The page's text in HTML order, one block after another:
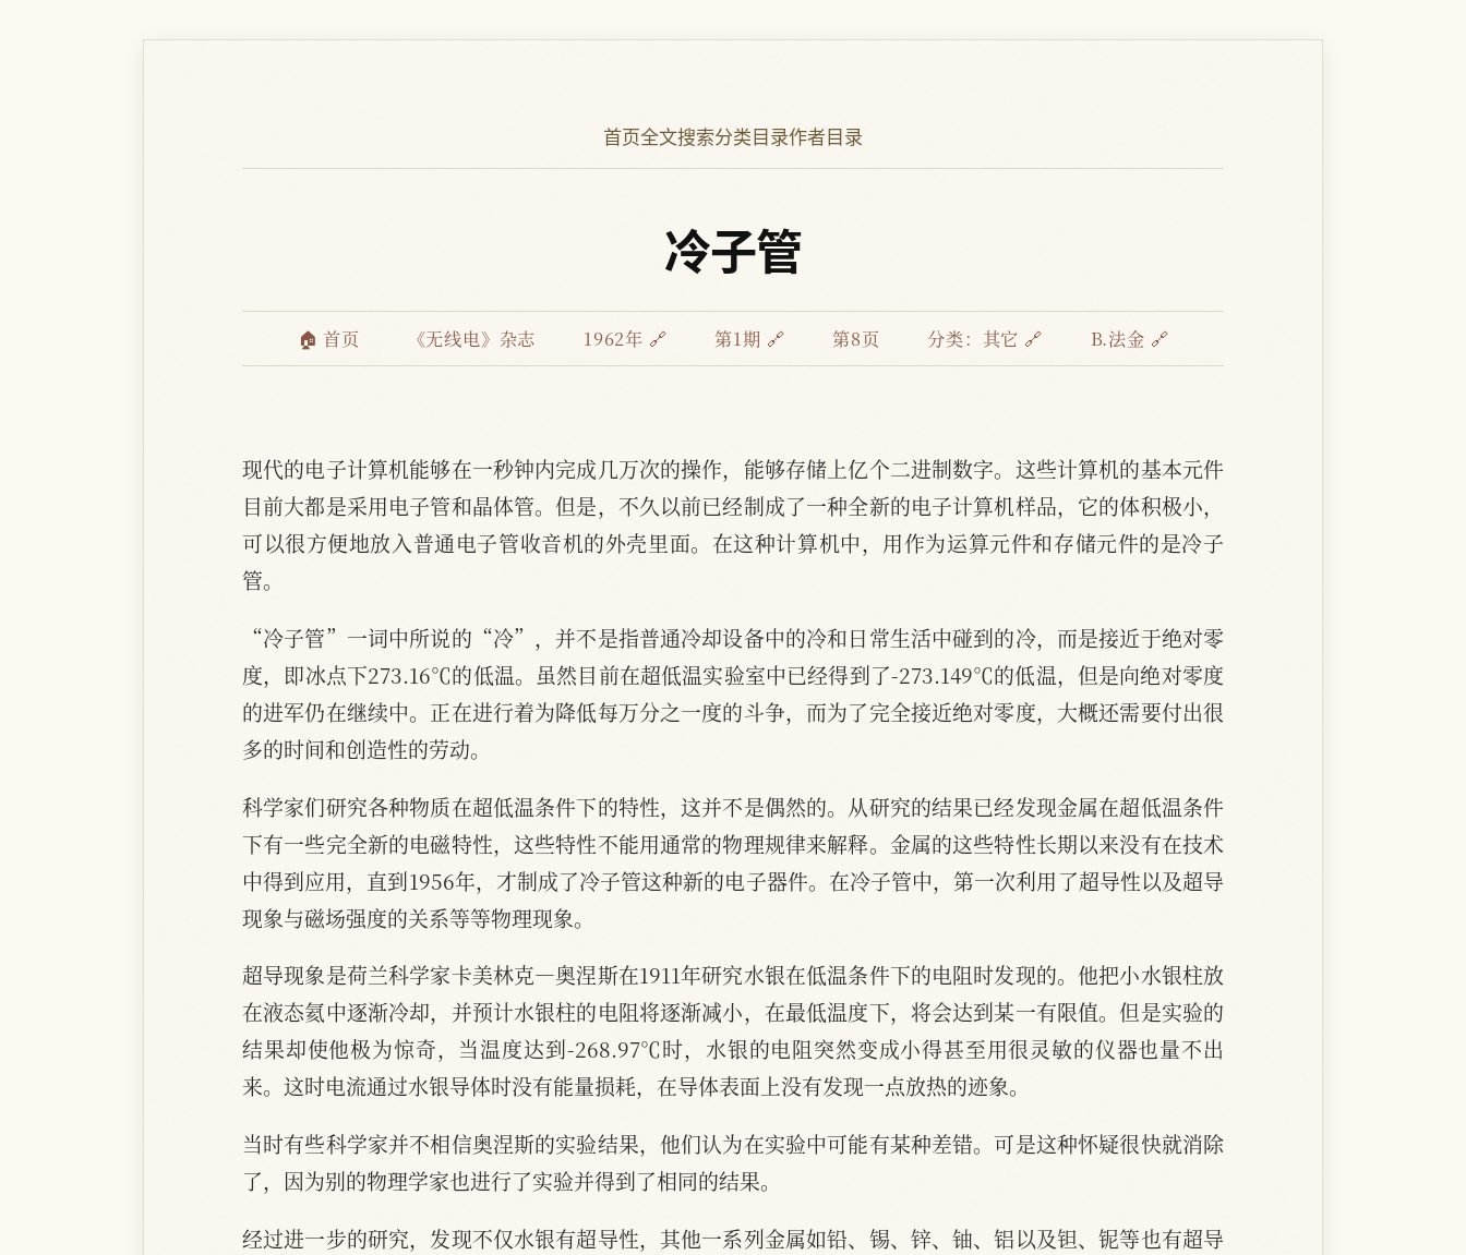
首页全文搜索分类目录作者目录
冷子管
🏠 首页 《无线电》杂志 1962年 🔗 第1期 🔗 第8页 分类： 其它 🔗 В.法金 🔗
现代的电子计算机能够在一秒钟内完成几万次的操作，能够存储上亿个二进制数字。这些计算机的基本元件
目前大都是采用电子管和晶体管。但是，不久以前已经制成了一种全新的电子计算机样品，它的体积极小，
可以很方便地放入普通电子管收音机的外壳里面。在这种计算机中，用作为运算元件和存储元件的是冷子
管。
“冷子管”一词中所说的“冷”，并不是指普通冷却设备中的冷和日常生活中碰到的冷，而是接近于绝对零
度，即冰点下273.16℃的低温。虽然目前在超低温实验室中已经得到了-273.149℃的低温，但是向绝对零度
的进军仍在继续中。正在进行着为降低每万分之一度的斗争，而为了完全接近绝对零度，大概还需要付出很
多的时间和创造性的劳动。
科学家们研究各种物质在超低温条件下的特性，这并不是偶然的。从研究的结果已经发现金属在超低温条件
下有一些完全新的电磁特性，这些特性不能用通常的物理规律来解释。金属的这些特性长期以来没有在技术
中得到应用，直到1956年，才制成了冷子管这种新的电子器件。在冷子管中，第一次利用了超导性以及超导
现象与磁场强度的关系等等物理现象。
超导现象是荷兰科学家卡美林克—奥涅斯在1911年研究水银在低温条件下的电阻时发现的。他把小水银柱放
在液态氦中逐渐冷却，并预计水银柱的电阻将逐渐减小，在最低温度下，将会达到某一有限值。但是实验的
结果却使他极为惊奇，当温度达到-268.97℃时，水银的电阻突然变成小得甚至用很灵敏的仪器也量不出
来。这时电流通过水银导体时没有能量损耗，在导体表面上没有发现一点放热的迹象。
当时有些科学家并不相信奥涅斯的实验结果，他们认为在实验中可能有某种差错。可是这种怀疑很快就消除
了，因为别的物理学家也进行了实验并得到了相同的结果。
经过进一步的研究，发现不仅水银有超导性，其他一系列金属如铅、锡、锌、铀、铝以及钽、铌等也有超导